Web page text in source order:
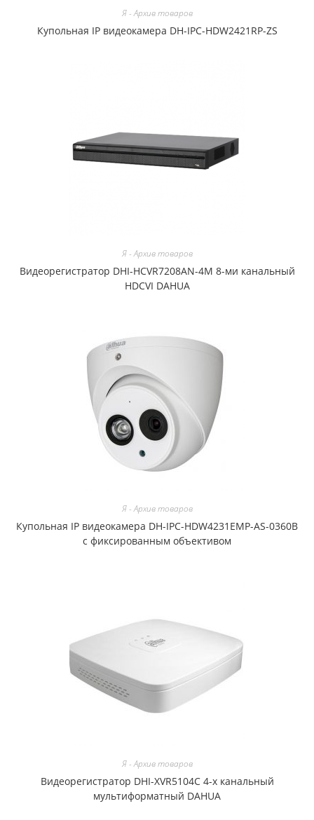
Я - Архив товаров
Купольная IP видеокамера DH-IPC-HDW2421RP-ZS
Я - Архив товаров
Видеорегистратор DHI-HCVR7208AN-4M 8-ми канальный
HDCVI DAHUA
Я - Архив товаров
Купольная IP видеокамера DH-IPC-HDW4231EMP-AS-0360B
с фиксированным объективом
Я - Архив товаров
Видеорегистратор DHI-XVR5104C 4-х канальный
мультиформатный DAHUA